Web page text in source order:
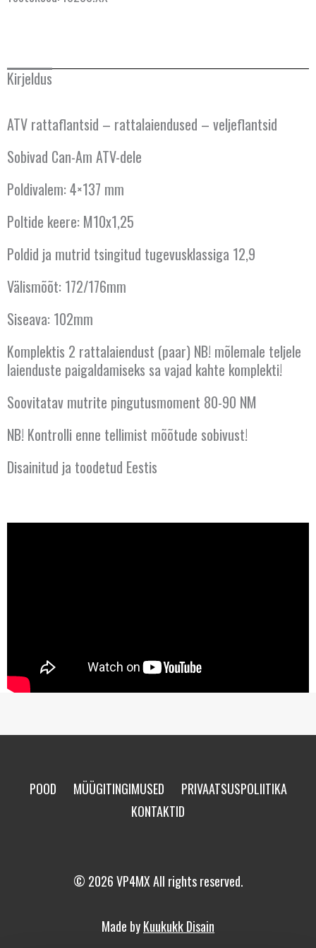
Kirjeldus
ATV rattaflantsid – rattalaiendused – veljeflantsid
Sobivad Can-Am ATV-dele
Poldivalem: 4×137 mm
Poltide keere: M10x1,25
Poldid ja mutrid tsingitud tugevusklassiga 12,9
Välismõõt: 172/176mm
Siseava: 102mm
Komplektis 2 rattalaiendust (paar) NB! mõlemale teljele
laienduste paigaldamiseks sa vajad kahte komplekti!
Soovitatav mutrite pingutusmoment 80-90 NM
NB! Kontrolli enne tellimist mõõtude sobivust!
Disainitud ja toodetud Eestis
POOD MÜÜGITINGIMUSED
PRIVAATSUSPOLIITIKA
KONTAKTID
© 2026 VP4MX All rights reserved.
Made byKuukukk Disain